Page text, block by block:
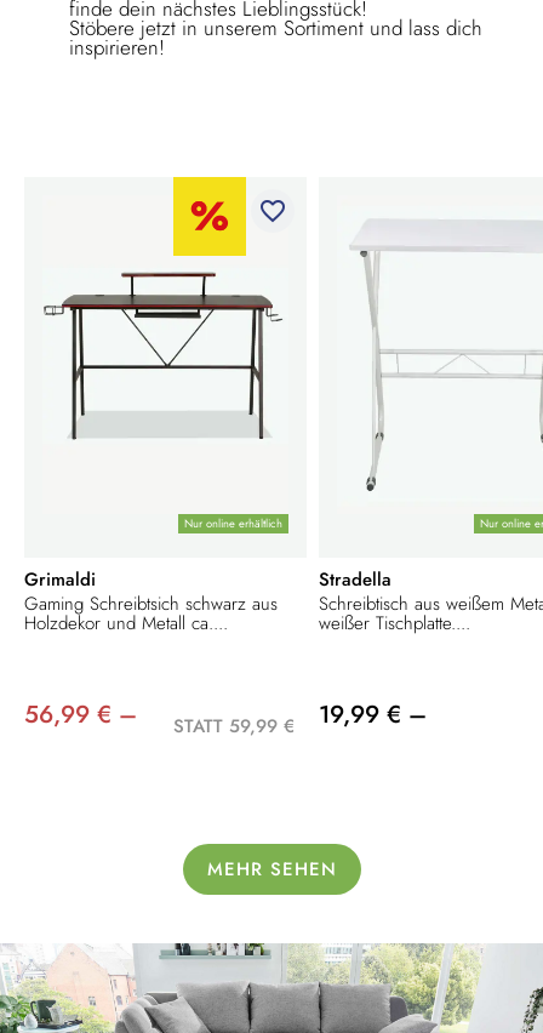
finde dein nächstes Lieblingsstück!
Stöbere jetzt in unserem Sortiment und lass dich
inspirieren!
Nur online erhältlich
favorite_border
Grimaldi
Gaming Schreibtsich schwarz aus
Holzdekor und Metall ca....
56,99 € – STATT 59,99 €
Nur online
Stradella
Schreibtisch aus weißem
weißer Tischplatte....
19,99 € –
MEHR SEHEN